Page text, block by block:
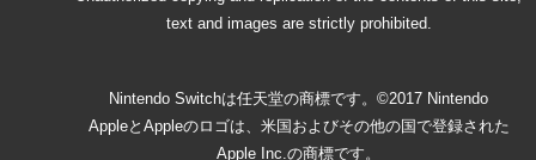
text and images are strictly prohibited.
Nintendo Switchは任天堂の商標です。©2017 Nintendo
AppleとAppleのロゴは、米国およびその他の国で登録された
Apple Inc.の商標です。